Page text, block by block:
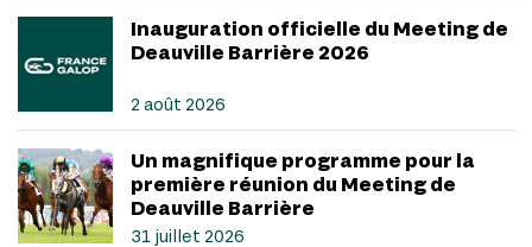
Inauguration officielle du Meeting de
Deauville Barrière 2026
2 août 2026
Un magnifique programme pour la
première réunion du Meeting de
Deauville Barrière
31 juillet 2026